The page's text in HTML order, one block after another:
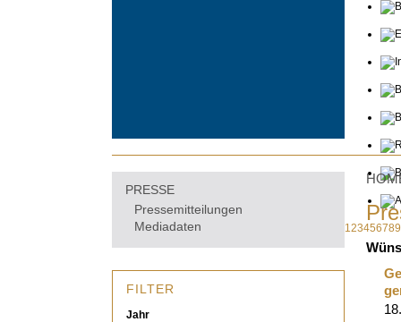
123456789
PRESSE
Pressemitteilungen
Mediadaten
FILTER
Jahr